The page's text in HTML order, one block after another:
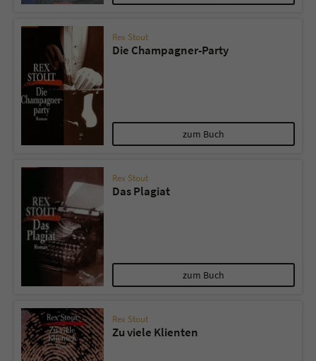
Rex Stout
Die Champagner-Party
zum Buch
Rex Stout
Das Plagiat
zum Buch
Rex Stout
Zu viele Klienten